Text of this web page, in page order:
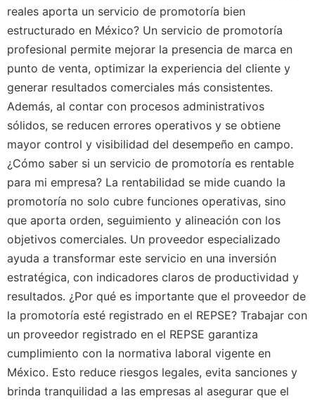
reales aporta un servicio de promotoría bien
estructurado en México? Un servicio de promotoría
profesional permite mejorar la presencia de marca en
punto de venta, optimizar la experiencia del cliente y
generar resultados comerciales más consistentes.
Además, al contar con procesos administrativos
sólidos, se reducen errores operativos y se obtiene
mayor control y visibilidad del desempeño en campo.
¿Cómo saber si un servicio de promotoría es rentable
para mi empresa? La rentabilidad se mide cuando la
promotoría no solo cubre funciones operativas, sino
que aporta orden, seguimiento y alineación con los
objetivos comerciales. Un proveedor especializado
ayuda a transformar este servicio en una inversión
estratégica, con indicadores claros de productividad y
resultados. ¿Por qué es importante que el proveedor de
la promotoría esté registrado en el REPSE? Trabajar con
un proveedor registrado en el REPSE garantiza
cumplimiento con la normativa laboral vigente en
México. Esto reduce riesgos legales, evita sanciones y
brinda tranquilidad a las empresas al asegurar que el